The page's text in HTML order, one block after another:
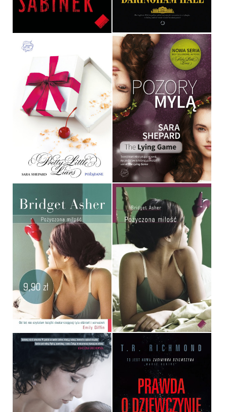
32,90 ZŁ 36,90 ZŁ
POŻĄDANE
SARA SHEPARD
OPRAWA MIĘKKA
32,90 ZŁ
POZORY MYLĄ
SARA SHEPARD
OPRAWA MIĘKKA
34,90 ZŁ
POŻYCZONA MIŁOŚĆ
BRIDGET ASHER
POCKET
9,90 ZŁ
POŻYCZONA MIŁOŚĆ
BRIDGET ASHER
OPRAWA MIĘKKA
32,90 ZŁ
POŁOŻNA PRAWDA O DZIEWCZYNIE